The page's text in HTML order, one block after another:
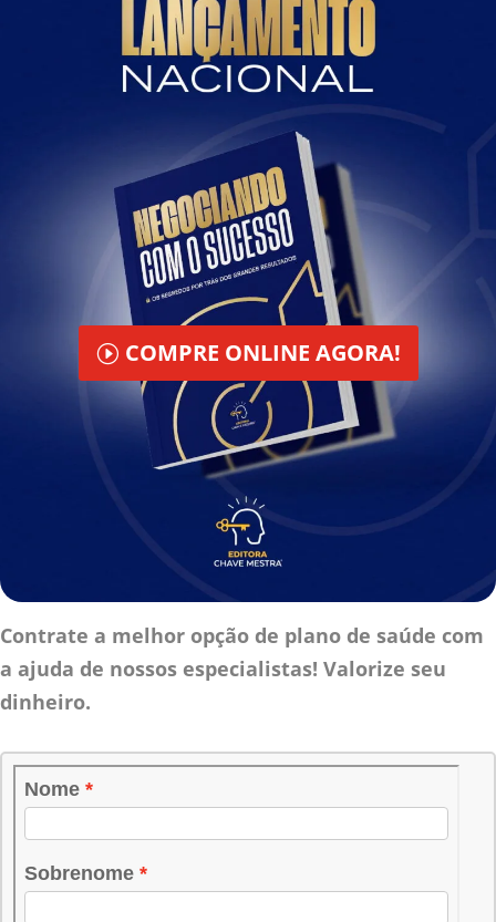
COMPRE ONLINE AGORA!
Contrate a melhor opção de plano de saúde com
a ajuda de nossos especialistas! Valorize seu
dinheiro.